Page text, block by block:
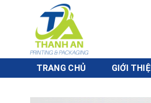
TRANG CHỦ GIỚI